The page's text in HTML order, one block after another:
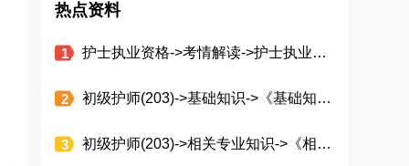
热点资料
护士执业资格->考情解读->护士执业注册全流程一览
初级护师(203)->基础知识->《基础知识》必背考点67条【速记版】
初级护师(203)->相关专业知识->《相关专业知识》饮食护理和必背50个考点合集